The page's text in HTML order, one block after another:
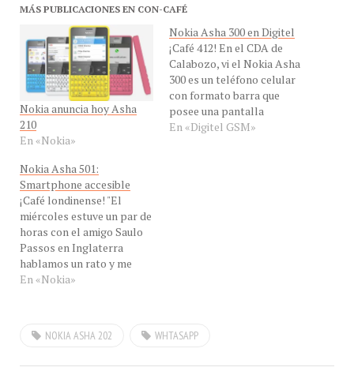
MÁS PUBLICACIONES EN CON-CAFÉ
Nokia anuncia hoy Asha
210
En «Nokia»
Nokia Asha 300 en Digitel
¡Café 412! En el CDA de
Calabozo, vi el Nokia Asha
300 es un teléfono celular
con formato barra que
posee una pantalla
touchscreen de 2.4
En «Digitel GSM»
Nokia Asha 501:
Smartphone accesible
¡Café londinense! "El
miércoles estuve un par de
horas con el amigo Saulo
Passos en Inglaterra
hablamos un rato y me
enseñó el Nokia Asha 501,
reportero Freddy
En «Nokia»
NOKIA ASHA 202 WHTASAPP